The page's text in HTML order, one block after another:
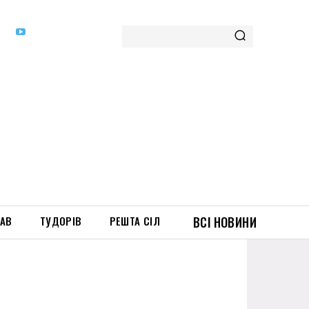
ТУДОРІВ РЕШТА СІЛ ВСІ НОВИНИ